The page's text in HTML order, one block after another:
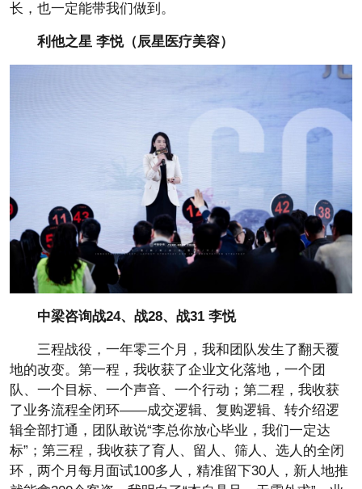
长，也一定能带我们做到。
利他之星 李悦（辰星医疗美容）
中梁咨询战24、战28、战31 李悦
三程战役，一年零三个月，我和团队发生了翻天覆
地的改变。第一程，我收获了企业文化落地，一个团
队、一个目标、一个声音、一个行动；第二程，我收获
了业务流程全闭环——成交逻辑、复购逻辑、转介绍逻
辑全部打通，团队敢说“李总你放心毕业，我们一定达
标”；第三程，我收获了育人、留人、筛人、选人的全闭
环，两个月每月面试100多人，精准留下30人，新人地推